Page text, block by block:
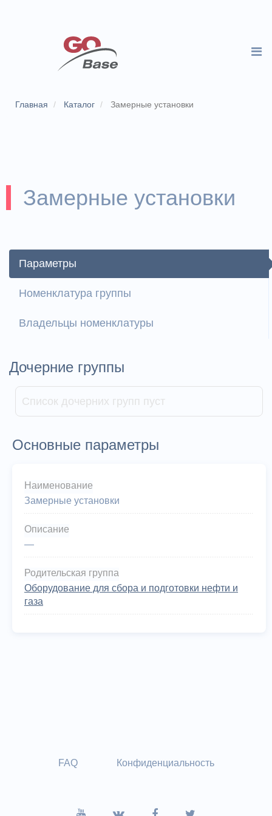
Главная Каталог Замерные установки
Замерные установки
Параметры
Номенклатура группы
Владельцы номенклатуры
Дочерние группы
Список дочерних групп пуст
Основные параметры
Наименование
Замерные установки
Описание
—
Родительская группа
Оборудование для сбора и подготовки нефти и
газа
FAQ Конфиденциальность